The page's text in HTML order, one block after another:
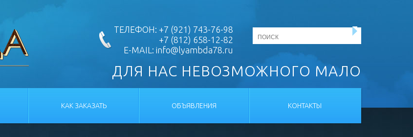
ТЕЛЕФОН: +7 (921) 743-76-98
+7 (812) 658-12-82
E-MAIL: info@lyambda78.ru
ДЛЯ НАС НЕВОЗМОЖНОГО МАЛО
КАК ЗАКАЗАТЬ ОБЪЯВЛЕНИЯ КОНТАКТЫ